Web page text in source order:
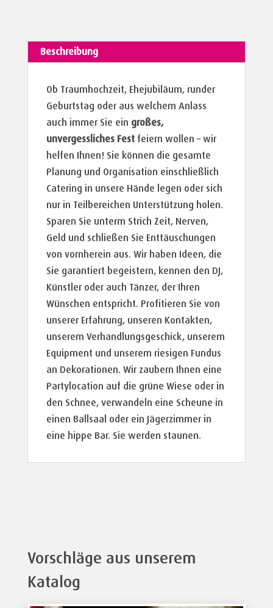
Beschreibung
Ob Traumhochzeit, Ehejubiläum, runder
Geburtstag oder aus welchem Anlass
auch immer Sie ein großes,
unvergessliches Festfeiern wollen – wir
helfen Ihnen! Sie können die gesamte
Planung und Organisation einschließlich
Catering in unsere Hände legen oder sich
nur in Teilbereichen Unterstützung holen.
Sparen Sie unterm Strich Zeit, Nerven,
Geld und schließen Sie Enttäuschungen
von vornherein aus. Wir haben Ideen, die
Sie garantiert begeistern, kennen den DJ,
Künstler oder auch Tänzer, der Ihren
Wünschen entspricht. Profitieren Sie von
unserer Erfahrung, unseren Kontakten,
unserem Verhandlungsgeschick, unserem
Equipment und unserem riesigen Fundus
an Dekorationen. Wir zaubern Ihnen eine
Partylocation auf die grüne Wiese oder in
den Schnee, verwandeln eine Scheune in
einen Ballsaal oder ein Jägerzimmer in
eine hippe Bar. Sie werden staunen.
Vorschläge aus unserem
Katalog